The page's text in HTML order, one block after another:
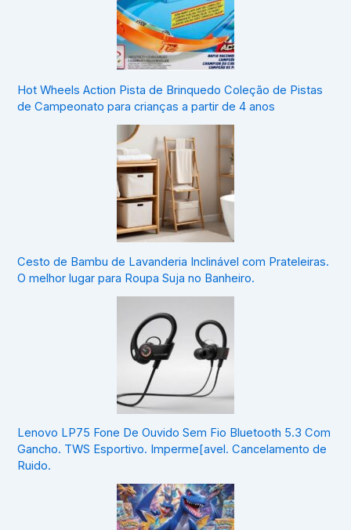
Hot Wheels Action Pista de Brinquedo Coleção de Pistas
de Campeonato para crianças a partir de 4 anos
Cesto de Bambu de Lavanderia Inclinável com Prateleiras.
O melhor lugar para Roupa Suja no Banheiro.
Lenovo LP75 Fone De Ouvido Sem Fio Bluetooth 5.3 Com
Gancho. TWS Esportivo. Imperme[avel. Cancelamento de
Ruido.